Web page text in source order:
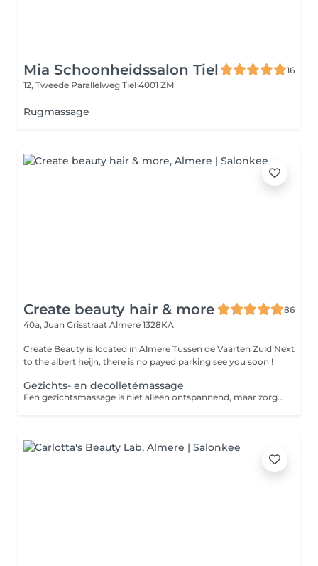
Mia Schoonheidssalon Tiel
16
12, Tweede Parallelweg Tiel 4001 ZM
Rugmassage
Create beauty hair & more
86
40a, Juan Grisstraat Almere 1328KA
Create Beauty is located in Almere Tussen de Vaarten Zuid Next
to the albert heijn, there is no payed parking see you soon !
Gezichts- en decolletémassage
Een gezichtsmassage is niet alleen ontspannend, maar zorgt ook voor betere doorbloeding van het gezicht. Hierdoor wordt het huidherstellend vermogen gestimuleerd en ziet de huid er frisser en stralend uit.